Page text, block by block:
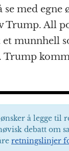
se med egne
Trump. All
munnhell
Trump
å legge til
debatt om
retningslinjer